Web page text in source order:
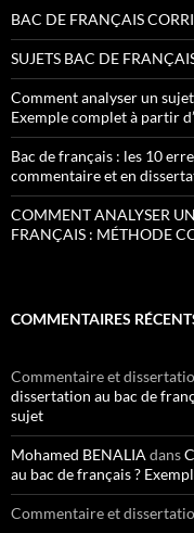
BAC DE FRANÇAIS
SUJETS BAC DE
Comment analyser un
Exemple complet à partir
Bac de français : les 10
commentaire et en
COMMENT ANALYSER
FRANÇAIS : MÉTHODE
COMMENTAIRES
Commentaire et
dissertation au bac de
sujet
Mohamed BENALIA dans
au bac de français ?
Commentaire et